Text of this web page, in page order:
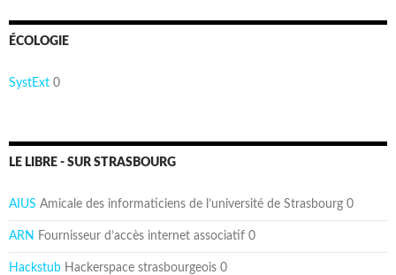
ÉCOLOGIE
SystExt 0
LE LIBRE - SUR STRASBOURG
AIUS Amicale des informaticiens de l’université de Strasbourg 0
ARN Fournisseur d’accès internet associatif 0
Hackstub Hackerspace strasbourgeois 0